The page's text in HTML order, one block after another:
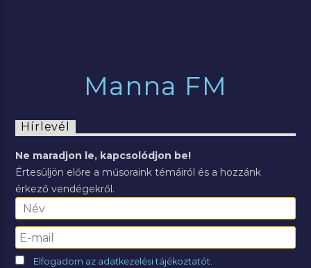
Manna FM
Hírlevél
Ne maradjon le, kapcsolódjon be!
Értesüljön előre a műsoraink témáiról és a hozzánk
érkező vendégekről.
Elfogadom az adatkezelési tájékoztatót.